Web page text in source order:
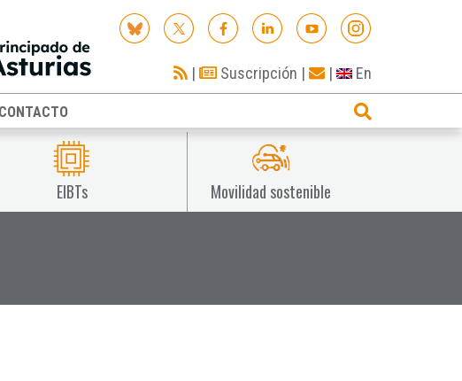
| Suscripción | | En
CONTACTO
EIBTs Movilidad sostenible